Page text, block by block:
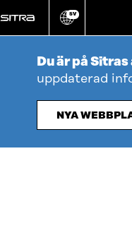
direkt
till
Ändra
språk
SV
Du är på
uppdaterad
NYA